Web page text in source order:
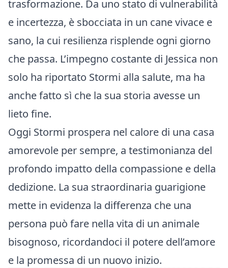
trasformazione. Da uno stato di vulnerabilità
e incertezza, è sbocciata in un cane vivace e
sano, la cui resilienza risplende ogni giorno
che passa. L’impegno costante di Jessica non
solo ha riportato Stormi alla salute, ma ha
anche fatto sì che la sua storia avesse un
lieto fine.
Oggi Stormi prospera nel calore di una casa
amorevole per sempre, a testimonianza del
profondo impatto della compassione e della
dedizione. La sua straordinaria guarigione
mette in evidenza la differenza che una
persona può fare nella vita di un animale
bisognoso, ricordandoci il potere dell’amore
e la promessa di un nuovo inizio.